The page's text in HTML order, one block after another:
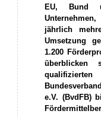
EU, Bund
jährlich
Umsetzung
1.200
e.V. (BvdFB)